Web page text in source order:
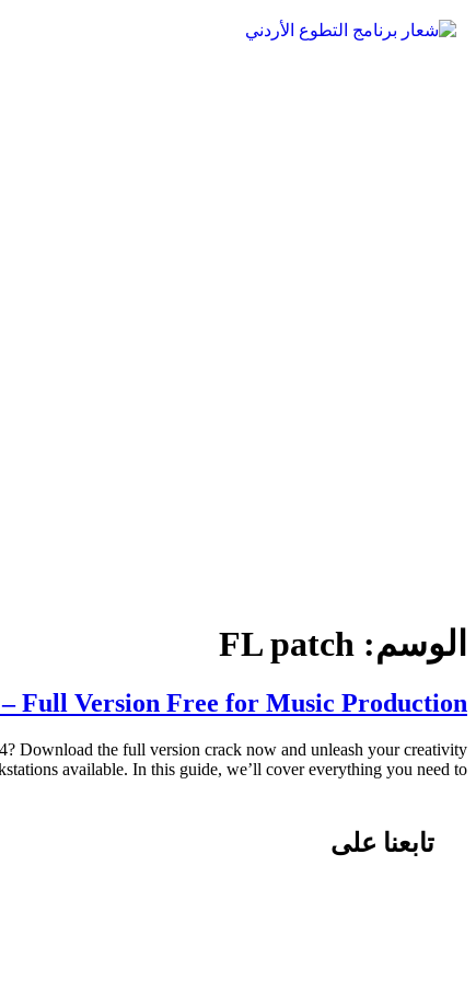
الوسم: FL patch
Full Version Free for Music Production
Download the full version crack now and unleash your creativity
available. In this guide, we’ll cover everything you need to […]
تابعنا على